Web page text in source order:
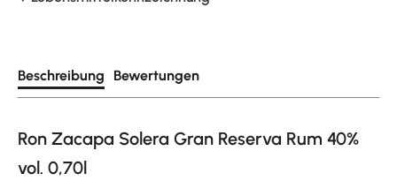
Beschreibung Bewertungen
Ron Zacapa Solera Gran Reserva Rum 40%
vol. 0,70l